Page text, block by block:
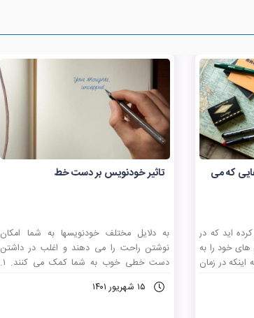
که می
اید که در
خود را به
اینکه در زمان
مقاله با ما
تاثیر خودنویس بر دست خط
به دلایل مختلف خودنویس­ها به شما امکان
نوشتن راحت را می ­دهند و اغلب در داشتن
دست خطی خوب به شما کمک می ­کنند. ۱.
به سطح کاغذ نسبت به خودکار یا روان نویس
۱۵ شهریور ۱۴۰۱